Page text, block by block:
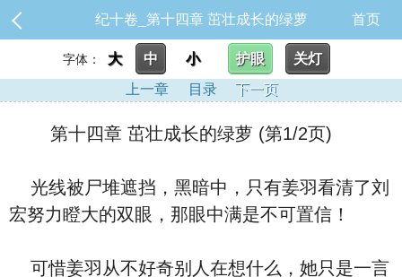
纪十卷_第十四章 茁壮成长的绿萝 首页
字体： 大 中 小 护眼
关灯
上一章
目录 下一页
第十四章 茁壮成长的绿萝 (第1/2页)
光线被尸堆遮挡，黑暗中，只有姜羽看清了刘
宏努力瞪大的双眼，那眼中满是不可置信！
可惜姜羽从不好奇别人在想什么，她只是一言